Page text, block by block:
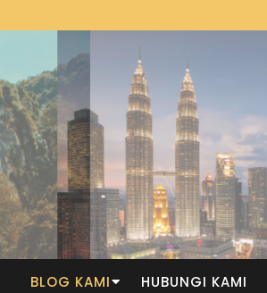
BLOG KAMI HUBUNGI KAMI